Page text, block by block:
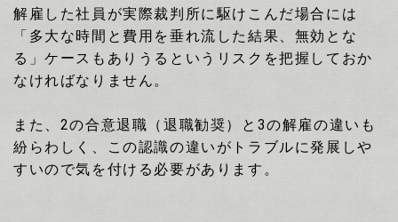
解雇した社員が実際裁判所に駆けこんだ場合には
「多大な時間と費用を垂れ流した結果、無効とな
る」ケースもありうるというリスクを把握しておか
なければなりません。
また、 2の合意退職（退職勧奨）と 3の解雇の違いも
紛らわしく、この認識の違いがトラブルに発展しや
すいので気を付ける必要があります。